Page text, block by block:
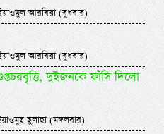
আরবিয়া (বুধবার)
আরবিয়া (বুধবার)
দুইজনকে ফাঁসি দিলো
ছুলাছা (মঙ্গলবার)